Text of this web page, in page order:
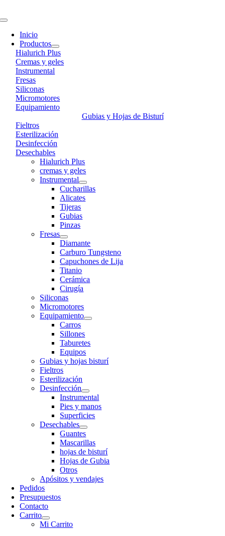
to
Toggle
Navigation
Inicio
Productos
Hialurich Plus
Cremas y geles
Instrumental
Fresas
Siliconas
Micromotores
Equipamiento
Gubias y Hojas de Bisturí
Fieltros
Esterilización
Desinfección
Desechables
Hialurich Plus
cremas y geles
Instrumental
Cucharillas
Alicates
Tijeras
Gubias
Pinzas
Fresas
Diamante
Carburo Tungsteno
Capuchones de Lija
Titanio
Cerámica
Cirugía
Siliconas
Micromotores
Equipamiento
Carros
Sillones
Taburetes
Equipos
Gubias y hojas bisturí
Fieltros
Esterilización
Desinfección
Instrumental
Pies y manos
Superficies
Desechables
Guantes
Mascarillas
hojas de bisturí
Hojas de Gubia
Otros
Apósitos y vendajes
Pedidos
Presupuestos
Contacto
Carrito
Mi Carrito